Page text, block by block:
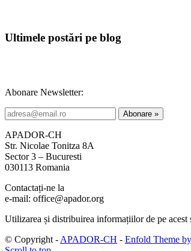
Ultimele postări pe blog
Abonare Newsletter:
APADOR-CH
Str. Nicolae Tonitza 8A
Sector 3 – Bucuresti
030113 Romania
Contactați-ne la
e-mail: office@apador.org
Utilizarea și distribuirea informațiilor de pe acest
© Copyright - APADOR-CH - Enfold Theme